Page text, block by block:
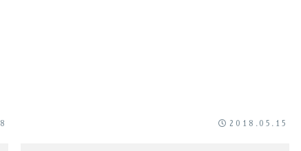
2018.05.15